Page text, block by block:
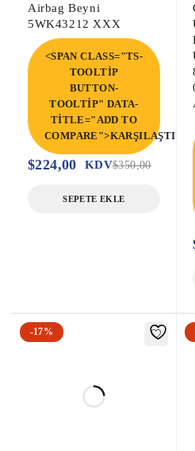
Airbag Beyni
5WK43212 XXX
<SPAN CLASS="TS-
TOOLTIP
BUTTON-
TOOLTIP" DATA-
TITLE="ADD TO
COMPARE">KARŞILAŞTIR</
$350,00
$224,00 KDV
SEPETE EKLE
-17%